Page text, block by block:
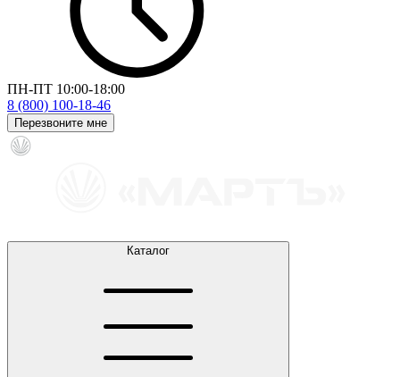
ПН-ПТ 10:00-18:00
8 (800) 100-18-46
Перезвоните мне
Каталог